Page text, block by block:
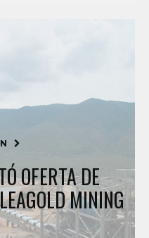
OFERTA DE
MINING